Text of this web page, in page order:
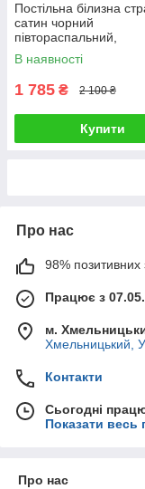
Постільна білизна
сатин чорний
півтораспальний,
двоспальний, євро,
В наявності
1 785 ₴ 2 100 ₴
Купити
Про нас
98% позитивних
Працює з
м.
Хмельницький,
Контакти
Сьогодні
Показати весь
Про нас